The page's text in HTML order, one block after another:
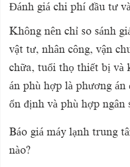
Đánh giá chi phí đầu tư
Không nên chỉ so sánh
vật tư, nhân công, vận
chữa, tuổi thọ thiết bị và
án phù hợp là phương
ổn định và phù hợp ngân
Báo giá máy lạnh trung
nào?